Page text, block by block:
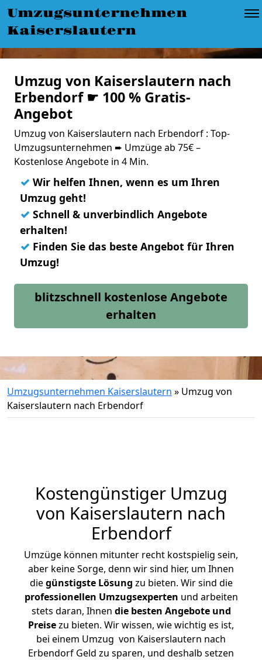
Umzugsunternehmen
Kaiserslautern
Umzug von Kaiserslautern nach
Erbendorf ☛ 100 % Gratis-
Angebot
Umzug von Kaiserslautern nach Erbendorf : Top-
Umzugsunternehmen ➨ Umzüge ab 75€ –
Kostenlose Angebote in 4 Min.
✓ Wir helfen Ihnen, wenn es um Ihren
Umzug geht!
✓ Schnell & unverbindlich Angebote
erhalten!
✓ Finden Sie das beste Angebot für Ihren
Umzug!
blitzschnell kostenlose Angebote
erhalten
Umzugsunternehmen Kaiserslautern » Umzug von
Kaiserslautern nach Erbendorf
Kostengünstiger Umzug
von Kaiserslautern nach
Erbendorf
Umzüge können mitunter recht kostspielig sein,
aber keine Sorge, denn wir sind hier, um Ihnen
diegünstigste Lösung zu bieten. Wir sind die
professionellen Umzugsexperten und arbeiten
stets daran, Ihnen die besten Angebote und
Preisezu bieten. Wir wissen, wie wichtig es ist,
bei einem Umzug von Kaiserslautern nach
Erbendorf Geld zu sparen, und deshalb setzen